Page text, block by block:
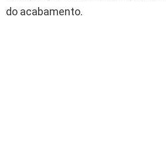
do acabamento.